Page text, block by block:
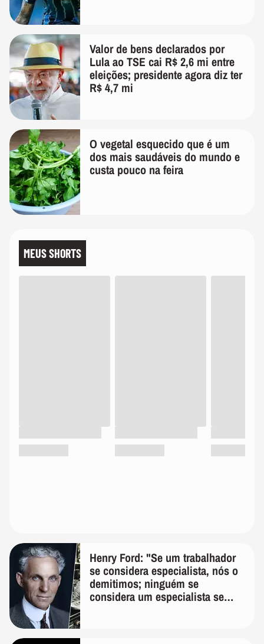
Valor de bens declarados por
Lula ao TSE cai R$ 2,6 mi entre
eleições; presidente agora diz ter
R$ 4,7 mi
O vegetal esquecido que é um
dos mais saudáveis do mundo e
custa pouco na feira
MEUS SHORTS
Henry Ford: "Se um trabalhador
se considera especialista, nós o
demitimos; ninguém se
considera um especialista se